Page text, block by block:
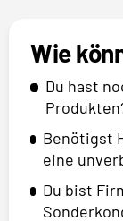
Wie
Du hast
Benötigst
eine
Du bist